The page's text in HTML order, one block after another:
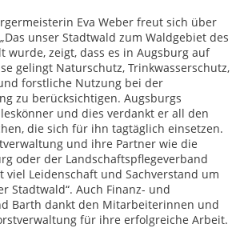
Eva Weber freut sich über
unser Stadtwald zum Waldgebiet des
wurde, zeigt, dass es in Augsburg auf
gelingt Naturschutz, Trinkwasserschutz,
forstliche Nutzung bei der
zu berücksichtigen. Augsburgs
und dies verdankt er all den
die sich für ihn tagtäglich einsetzen.
und ihre Partner wie die
oder der Landschaftspflegeverband
viel Leidenschaft und Sachverstand um
Stadtwald“. Auch Finanz- und
Barth dankt den Mitarbeiterinnen und
für ihre erfolgreiche Arbeit.